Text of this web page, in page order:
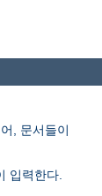
, 문서들이
입력한다.